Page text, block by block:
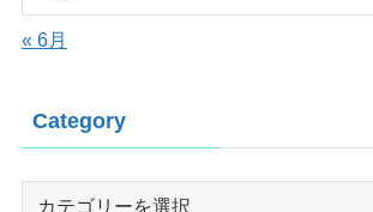
« 6月
Category
Category